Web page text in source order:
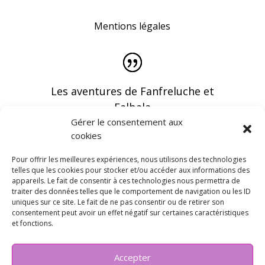
Gérer le consentement aux
cookies
Pour offrir les meilleures expériences, nous utilisons des technologies
telles que les cookies pour stocker et/ou accéder aux informations des
appareils. Le fait de consentir à ces technologies nous permettra de
traiter des données telles que le comportement de navigation ou les ID
uniques sur ce site. Le fait de ne pas consentir ou de retirer son
consentement peut avoir un effet négatif sur certaines caractéristiques
et fonctions.
Accepter
Mentions légales
Les aventures de Fanfreluche et
Falbala
Vous pouvez recevoir les dernières infos en
vous abonnant à notre newsletter